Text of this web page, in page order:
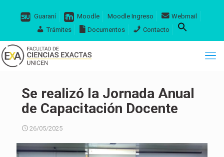
Guaraní Moodle Moodle Ingreso
Webmail
Trámites
Documentos Contacto
Se realizó la Jornada Anual
de Capacitación Docente
26/05/2025